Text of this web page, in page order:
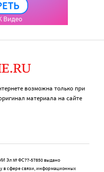
возможна только при
материала на сайте
Эл № ФС77-57850 выдано
в сфере связи, информационных